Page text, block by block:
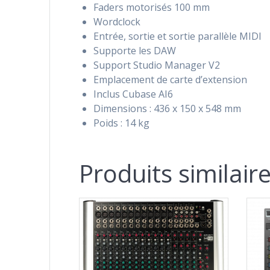
Faders motorisés 100 mm
Wordclock
Entrée, sortie et sortie parallèle MIDI
Supporte les DAW
Support Studio Manager V2
Emplacement de carte d’extension
Inclus Cubase AI6
Dimensions : 436 x 150 x 548 mm
Poids : 14 kg
Produits